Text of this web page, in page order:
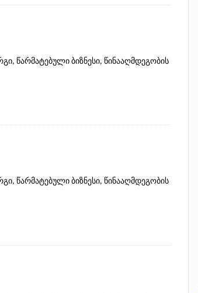
წარმატებული ბიზნესი, წინააღმდეგობის
წარმატებული ბიზნესი, წინააღმდეგობის